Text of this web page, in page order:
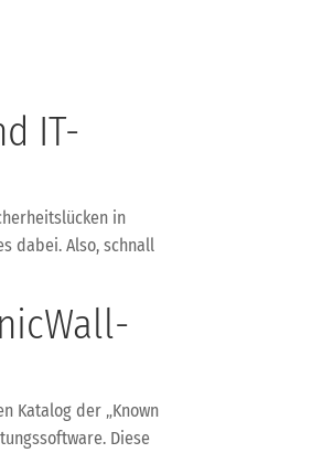
IT-
in
dabei. Also, schnall
Katalog der „Known
Diese